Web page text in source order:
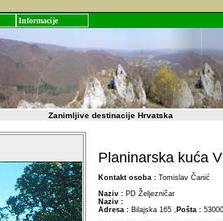
Informacije
Zanimljive destinacije Hrvatska
Planinarska kuća
Kontakt osoba : Tomislav Čanić
Naziv : PD Željezničar
Naziv :
Adresa : Bilajska 165 , Pošta :